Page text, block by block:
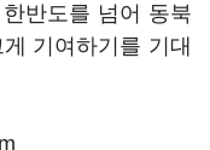
반도를 넘어 동북
기여하기를 기대